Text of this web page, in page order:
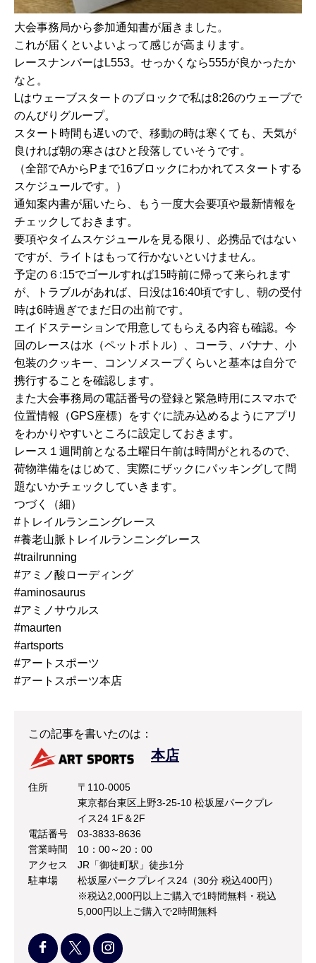
大会事務局から参加通知書が届きました。
これが届くといよいよって感じが高まります。
レースナンバーはL553。せっかくなら555が良かったか
なと。
Lはウェーブスタートのブロックで私は8:26のウェーブで
のんびりグループ。
スタート時間も遅いので、移動の時は寒くても、天気が
良ければ朝の寒さはひと段落していそうです。
（全部でAからPまで16ブロックにわかれてスタートする
スケジュールです。）
通知案内書が届いたら、もう一度大会要項や最新情報を
チェックしておきます。
要項やタイムスケジュールを見る限り、必携品ではない
ですが、ライトはもって行かないといけません。
予定の６:15でゴールすれば15時前に帰って来られます
が、トラブルがあれば、日没は16:40頃ですし、朝の受付
時は6時過ぎでまだ日の出前です。
エイドステーションで用意してもらえる内容も確認。今
回のレースは水（ペットボトル）、コーラ、バナナ、小
包装のクッキー、コンソメスープくらいと基本は自分で
携行することを確認します。
また大会事務局の電話番号の登録と緊急時用にスマホで
位置情報（GPS座標）をすぐに読み込めるようにアプリ
をわかりやすいところに設定しておきます。
レース１週間前となる土曜日午前は時間がとれるので、
荷物準備をはじめて、実際にザックにパッキングして問
題ないかチェックしていきます。
つづく（細）
#トレイルランニングレース
#養老山脈トレイルランニングレース
#trailrunning
#アミノ酸ローディング
#aminosaurus
#アミノサウルス
#maurten
#artsports
#アートスポーツ
#アートスポーツ本店
この記事を書いたのは：
本店
住所
〒110-0005
東京都台東区上野3-25-10 松坂屋パークプレ
イス24 1F＆2F
電話番号
03-3833-8636
営業時間
10：00～20：00
アクセス
JR「御徒町駅」徒歩1分
駐車場
松坂屋パークプレイス24（30分 税込400円）
※税込2,000円以上ご購入で1時間無料・税込
5,000円以上ご購入で2時間無料